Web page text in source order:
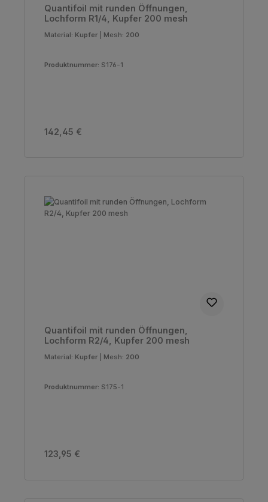
Quantifoil mit runden Öffnungen,
Lochform R1/4, Kupfer 200 mesh
Material: Kupfer Mesh: 200
Produktnummer: S176-1
Regulärer Preis:
142,45 €
Quantifoil mit runden Öffnungen,
Lochform R2/4, Kupfer 200 mesh
Material: Kupfer Mesh: 200
Produktnummer: S175-1
Regulärer Preis:
123,95 €